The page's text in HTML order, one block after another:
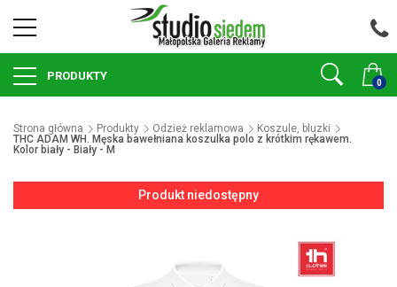
0
PRODUKTY
Strona główna Produkty Odzież reklamowa
Koszule, bluzki
THC ADAM WH. Męska bawełniana koszulka polo z krótkim rękawem.
Kolor biały - Biały - M
Produkt niedostępny